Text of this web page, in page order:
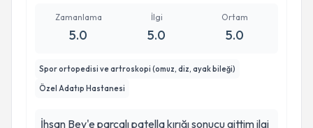
gelmişim. Emeğiniz, güler yüzünüz ve içtenliğiniz
için teşekkür ederim 🙏 Nurten Kazancı
Zamanlama
5.0
İlgi
5.0
Ortam
5.0
Spor ortopedisi ve artroskopi (omuz, diz, ayak bileği)
Özel Adatıp Hastanesi
İhsan Bey'e parçalı patella kırığı sonucu gittim ilgi